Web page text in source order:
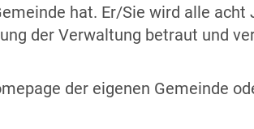
hat. Er/Sie wird alle acht
der Verwaltung betraut und
der eigenen Gemeinde